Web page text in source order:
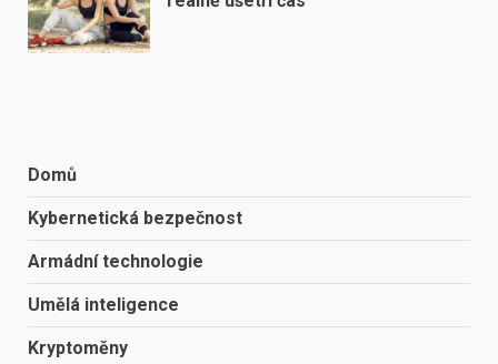
Domů
Kybernetická bezpečnost
Armádní technologie
Umělá inteligence
Kryptoměny